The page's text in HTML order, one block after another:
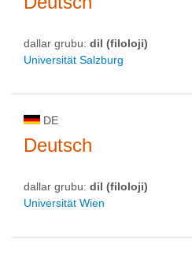
dallar grubu: dil (filoloji)
Universität Salzburg
DE
Deutsch
dallar grubu: dil (filoloji)
Universität Wien